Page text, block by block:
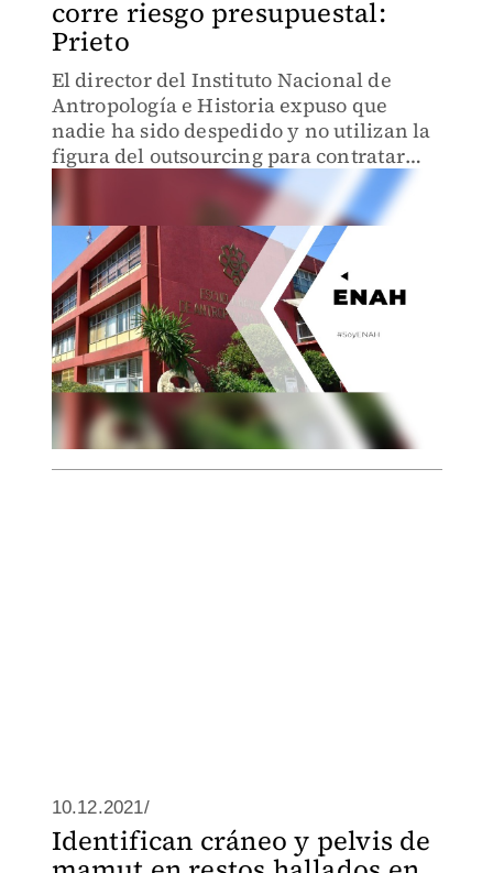
corre riesgo presupuestal:
Prieto
El director del Instituto Nacional de
Antropología e Historia expuso que
nadie ha sido despedido y no utilizan la
figura del outsourcing para contratar
10.12.2021/
Identifican cráneo y pelvis de